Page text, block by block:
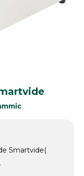
Smartvide(